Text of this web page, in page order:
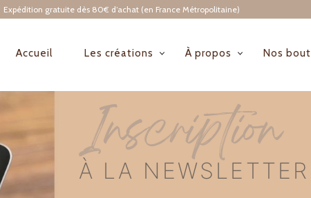
Expédition gratuite dès 80€ d’achat (en France Métropolitaine)
NAVIGATION
PRINCIPALE
Accueil Les créations À propos Nos
Inscription
À LA NEWSLETTER